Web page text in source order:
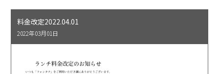
料金改定2022.04.01
2022年03月01日